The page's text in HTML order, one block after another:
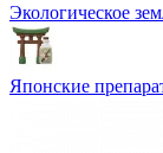
Экологическое
Японские